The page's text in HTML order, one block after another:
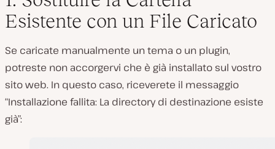
Esistente con un File Caricato
Se caricate manualmente un tema o un plugin,
potreste non accorgervi che è già installato sul vostro
sito web. In questo caso, riceverete il messaggio
“Installazione fallita: La directory di destinazione esiste
già”: